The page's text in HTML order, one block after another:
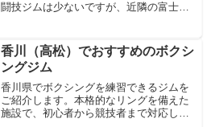
闘技ジムは少ないですが、近隣の富士・
道線で静岡市へ通えるキックボクシング
ジム項目内容所在...
香川（高松）でおすすめのボクシ
ングジム
香川県でボクシングを練習できるジムを
ご紹介します。本格的なリングを備えた
施設で、初心者から競技者まで対応して